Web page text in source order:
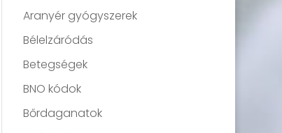
Aranyér gyógyszerek
Bélelzáródás
Betegségek
BNO kódok
Bőrdaganatok